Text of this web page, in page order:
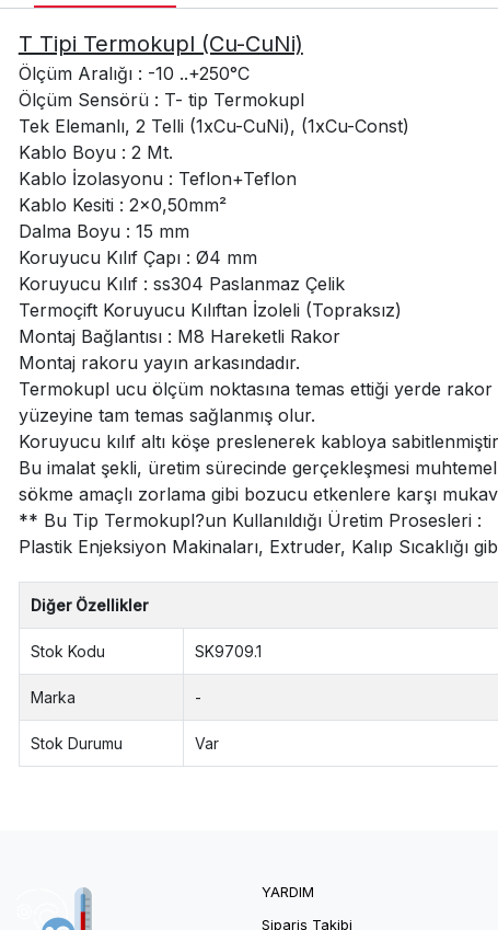
T Tipi Termokupl (Cu-CuNi)
Ölçüm Aralığı : -10 ..+250°C
Ölçüm Sensörü : T- tip Termokupl
Tek Elemanlı, 2 Telli (1xCu-CuNi), (1xCu-Const)
Kablo Boyu : 2 Mt.
Kablo İzolasyonu : Teflon+Teflon
Kablo Kesiti : 2x0,50mm²
Dalma Boyu : 15 mm
Koruyucu Kılıf Çapı : Ø4 mm
Koruyucu Kılıf : ss304 Paslanmaz Çelik
Termoçift Koruyucu Kılıftan İzoleli (Topraksız)
Montaj Bağlantısı : M8 Hareketli Rakor
Montaj rakoru yayın arkasındadır.
Termokupl ucu ölçüm noktasına temas ettiği yerde rakor
yüzeyine tam temas sağlanmış olur.
Koruyucu kılıf altı köşe preslenerek kabloya
Bu imalat şekli, üretim sürecinde gerçekleşmesi
sökme amaçlı zorlama gibi bozucu etkenlere karşı
** Bu Tip Termokupl?un Kullanıldığı Üretim Prosesleri :
Plastik Enjeksiyon Makinaları, Extruder, Kalıp Sıcaklığı
Diğer Özellikler
Stok Kodu SK9709.1
Marka -
Stok Durumu Var
YARDIM
Sipariş Takibi